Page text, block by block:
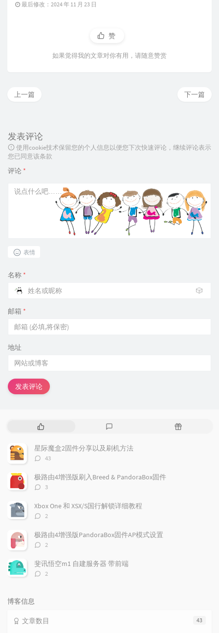
最后修改：2024 年 11 月 23 日
赞
如果觉得我的文章对你有用，请随意赞赏
下一篇
上一篇
发表评论
使用cookie技术保留您的个人信息以便您下次快速评论，继续评论表示
您已同意该条款
评论 *
表情
名称 *
🎲
邮箱 *
地址
发表评论
热
文
章
评
随
星际魔盒2固件分享以及刷机方法
评
数：
43
极路由4增强版刷入Breed & PandoraBox固件
评
数：
3
Xbox One 和 XSX/S国行解锁详细教程
评
数：
2
极路由4增强版PandoraBox固件AP模式设置
评
数：
2
斐讯悟空m1 自建服务器 带前端
评
2
博客信息
43
文章数目